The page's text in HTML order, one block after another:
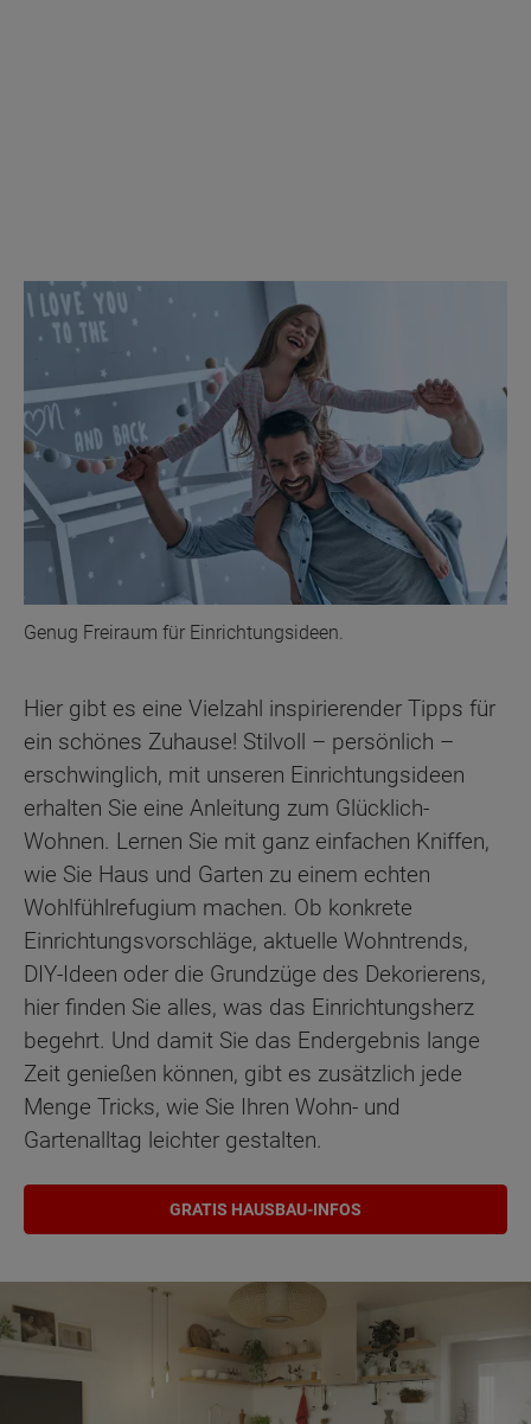
Genug Freiraum für Einrichtungsideen.
Hier gibt es eine Vielzahl inspirierender Tipps für
ein schönes Zuhause! Stilvoll – persönlich –
erschwinglich, mit unseren Einrichtungsideen
erhalten Sie eine Anleitung zum Glücklich-
Wohnen. Lernen Sie mit ganz einfachen Kniffen,
wie Sie Haus und Garten zu einem echten
Wohlfühlrefugium machen. Ob konkrete
Einrichtungsvorschläge, aktuelle Wohntrends,
DIY-Ideen oder die Grundzüge des Dekorierens,
hier finden Sie alles, was das Einrichtungsherz
begehrt. Und damit Sie das Endergebnis lange
Zeit genießen können, gibt es zusätzlich jede
Menge Tricks, wie Sie Ihren Wohn- und
Gartenalltag leichter gestalten.
GRATIS HAUSBAU-INFOS